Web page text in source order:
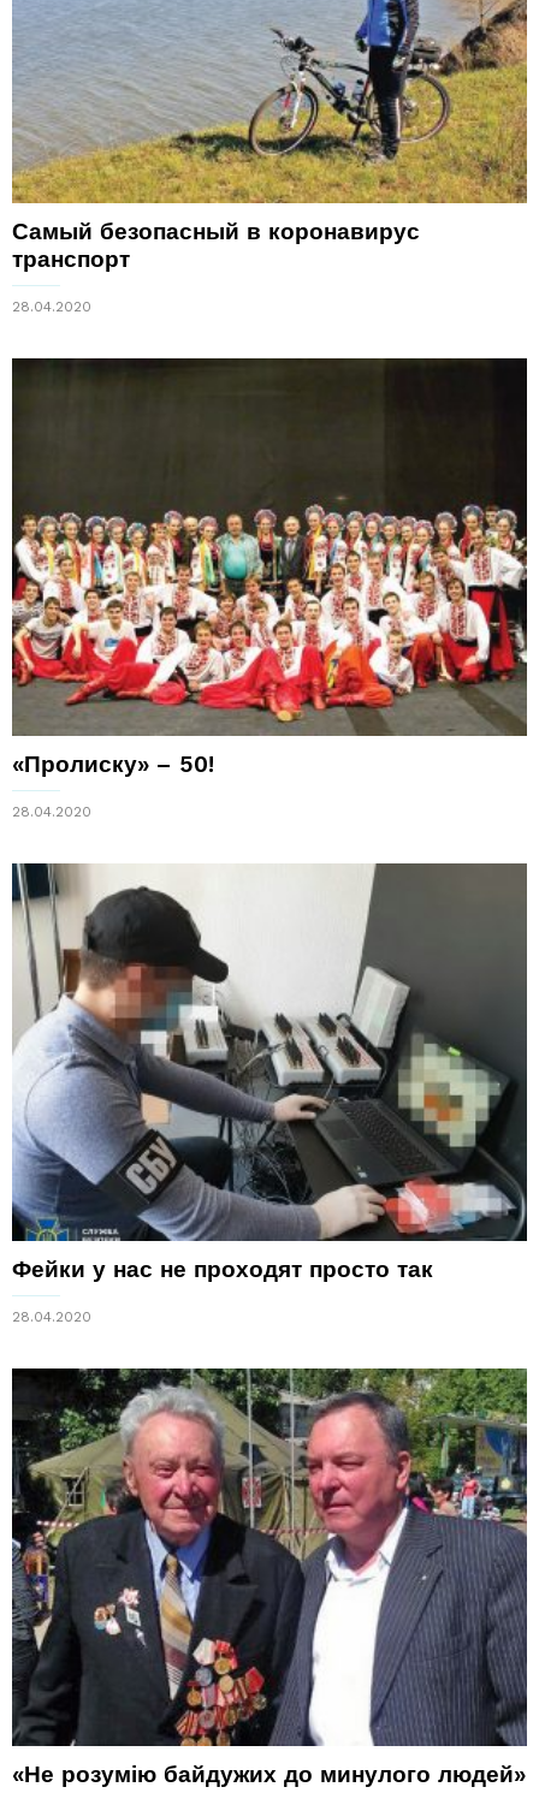
Самый безопасный в коронавирус
транспорт
28.04.2020
«Пролиску» – 50!
28.04.2020
Фейки у нас не проходят просто так
28.04.2020
«Не розумію байдужих до минулого людей»